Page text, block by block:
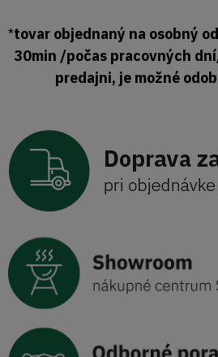
*tovar objednaný na osobný
30min /počas pracovných
predajni, je možné